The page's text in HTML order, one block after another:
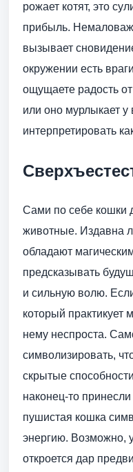
рожает котят, это
прибыль.
вызывает
окружении есть
ощущаете радость от
или оно мурлыкает у
интерпретировать
Сами по себе кошки
животные. Издавна
обладают
предсказывать
и сильную волю.
который практикует
нему неспроста.
символизировать,
скрытые
наконец-то
пушистая кошка
энергию. Возможно,
откроется дар